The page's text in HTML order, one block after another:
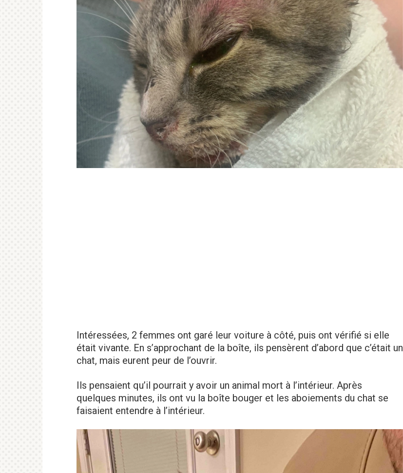
Intéressées, 2 femmes ont garé leur voiture à côté, puis ont vérifié si elle
était vivante. En s’approchant de la boîte, ils pensèrent d’abord que c’était un
chat, mais eurent peur de l’ouvrir.
Ils pensaient qu’il pourrait y avoir un animal mort à l’intérieur. Après
quelques minutes, ils ont vu la boîte bouger et les aboiements du chat se
faisaient entendre à l’intérieur.